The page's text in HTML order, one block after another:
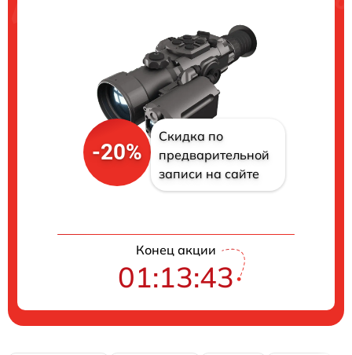
-20%
Скидка по
предварительной
записи на сайте
Конец акции
01:13:43